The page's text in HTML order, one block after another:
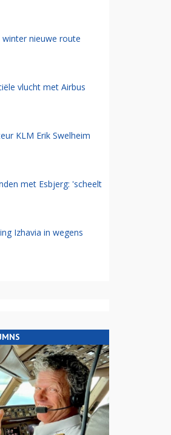
nieuwe route
vlucht met Airbus
KLM Erik Swelheim
met Esbjerg: 'scheelt
Izhavia in wegens